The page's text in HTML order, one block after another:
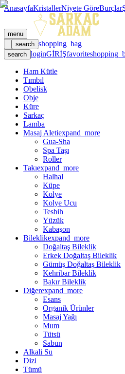
AnasayfaKristallerNiyete GöreBurçlar
menu
search shopping_bag
search loginGİRİŞfavorite
Ham Kütle
Tımbıl
Obelisk
Obje
Küre
Sarkaç
Lamba
Masaj Aletiexpand_more
Gua-Sha
Spa Taşı
Roller
Takıexpand_more
Halhal
Küpe
Kolye
Kolye Ucu
Tesbih
Yüzük
Kabaşon
Bileklikexpand_more
Doğaltaş Bileklik
Erkek Doğaltaş Bileklik
Gümüş Doğaltaş Bileklik
Kehribar Bileklik
Bakır Bileklik
Diğerexpand_more
Esans
Organik Ürünler
Masaj Yağı
Mum
Tütsü
Sabun
Alkali Su
Dizi
Tümü